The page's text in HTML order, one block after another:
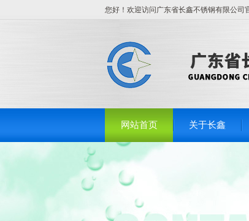
您好！欢迎访问广东省长鑫不锈钢有限公司
网站首页 关于长鑫